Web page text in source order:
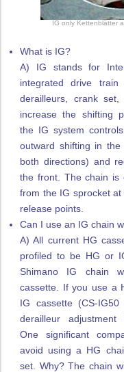
IG only Kettenblätter
What is IG?
A) IG stands for
integrated drive
derailleurs, crank
increase the shifting
the IG system
outward shifting in
both directions) and
the front. The chain is
from the IG sprocket
release points.
Can I use an IG chain
A) All current HG
profiled to be HG or
Shimano IG chain
cassette. If you use a
IG cassette (CS-
derailleur adjustment
One significant
avoid using a HG
set. Why? The chain